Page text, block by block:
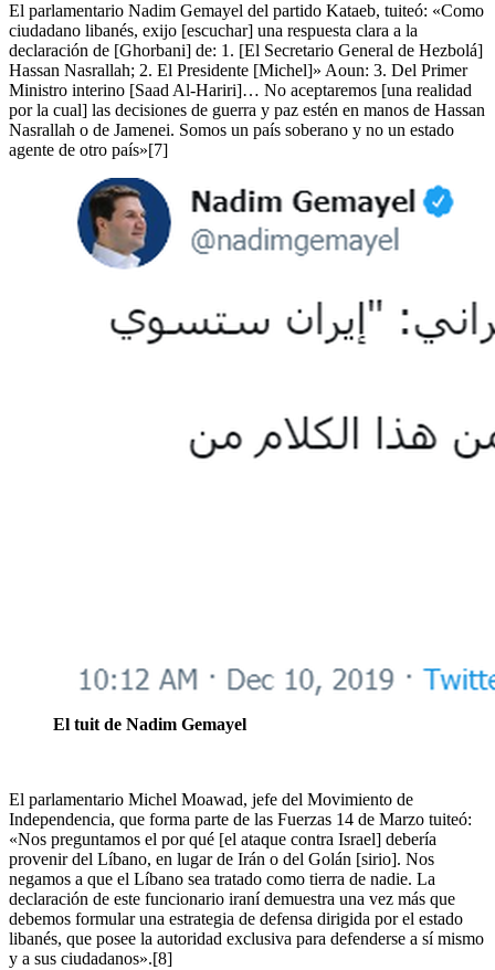
El parlamentario Nadim Gemayel del partido Kataeb, tuiteó: «Como
ciudadano libanés, exijo [escuchar] una respuesta clara a la
declaración de [Ghorbani] de: 1. [El Secretario General de Hezbolá]
Hassan Nasrallah; 2. El Presidente [Michel]» Aoun: 3. Del Primer
Ministro interino [Saad Al-Hariri]… No aceptaremos [una realidad
por la cual] las decisiones de guerra y paz estén en manos de Hassan
Nasrallah o de Jamenei. Somos un país soberano y no un estado
agente de otro país»[7]
El tuit de Nadim Gemayel
El parlamentario Michel Moawad, jefe del Movimiento de
Independencia, que forma parte de las Fuerzas 14 de Marzo tuiteó:
«Nos preguntamos el por qué [el ataque contra Israel] debería
provenir del Líbano, en lugar de Irán o del Golán [sirio]. Nos
negamos a que el Líbano sea tratado como tierra de nadie. La
declaración de este funcionario iraní demuestra una vez más que
debemos formular una estrategia de defensa dirigida por el estado
libanés, que posee la autoridad exclusiva para defenderse a sí mismo
y a sus ciudadanos».[8]